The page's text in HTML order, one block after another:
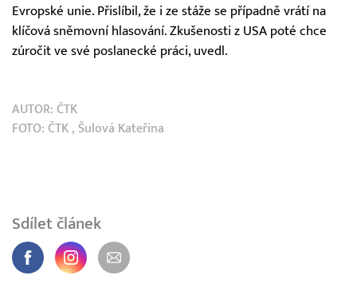
Evropské unie. Přislíbil, že i ze stáže se případně vrátí na
klíčová sněmovní hlasování. Zkušenosti z USA poté chce
zúročit ve své poslanecké práci, uvedl.
AUTOR: ČTK
FOTO: ČTK , Šulová Kateřina
Sdílet článek